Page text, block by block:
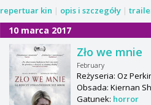
repertuar kin | opis i szczegóły |
10 marca 2017
Zło we mnie
February
Reżyseria: Oz
Obsada: Kiernan
Gatunek: horror